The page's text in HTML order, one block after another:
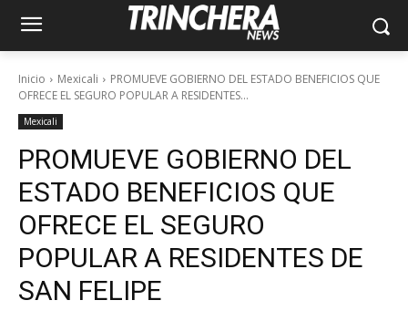
Inicio Mexicali
PROMUEVE GOBIERNO DEL ESTADO BENEFICIOS QUE
OFRECE EL SEGURO POPULAR A RESIDENTES...
Mexicali
PROMUEVE GOBIERNO DEL
ESTADO BENEFICIOS QUE
OFRECE EL SEGURO
POPULAR A RESIDENTES DE
SAN FELIPE